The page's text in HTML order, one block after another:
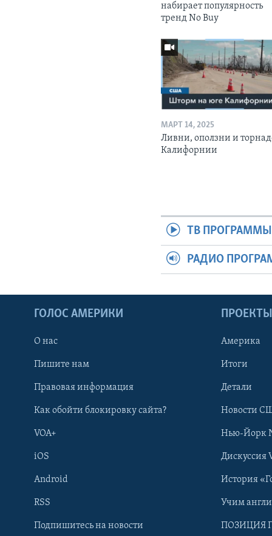
Learning English
набирает популярность
тренд No Buy
МАРТ 14, 2025
Ливни, оползни и
Калифорнии
ТВ ПРОГРАММЫ
РАДИО
ГОЛОС АМЕРИКИ
О нас
Пишите нам
Правовая информация
Как обойти блокировку сайта?
VOA+
iOS
Android
RSS
Подпишитесь на новости
ПРОЕКТЫ
Америка
Итоги
Детали
Новости
Нью-Йорк
Дискуссия
История
Учим
ПОЗИЦИЯ